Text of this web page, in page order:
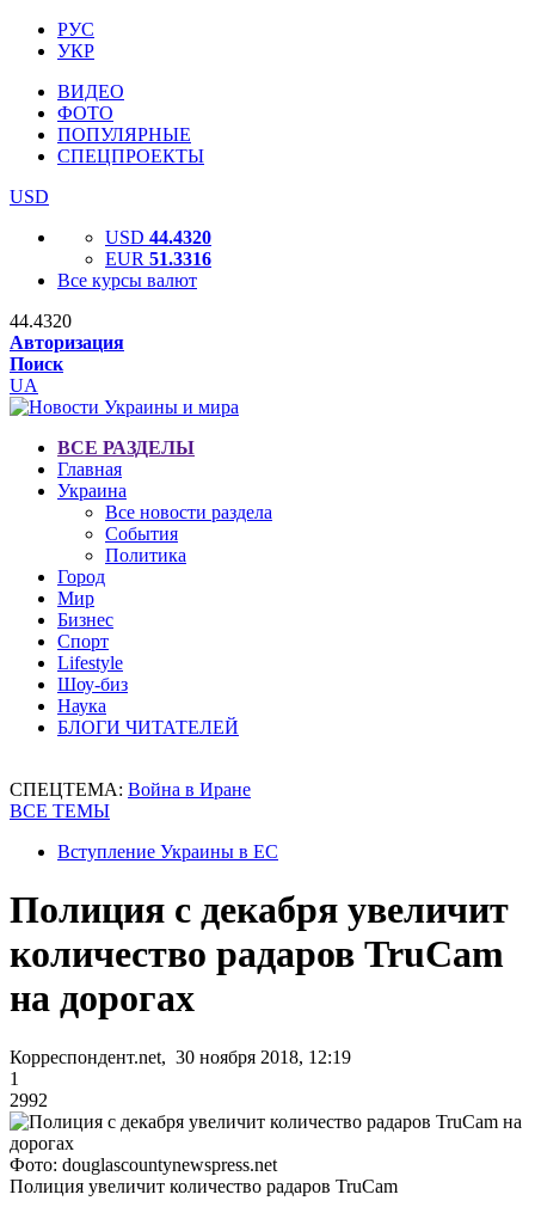
РУС
УКР
ВИДЕО
ФОТО
ПОПУЛЯРНЫЕ
СПЕЦПРОЕКТЫ
USD
USD 44.4320
EUR 51.3316
Все курсы валют
44.4320
Авторизация
Поиск
UA
ВСЕ РАЗДЕЛЫ
Главная
Украина
Все новости раздела
События
Политика
Город
Мир
Бизнес
Спорт
Lifestyle
Шоу-биз
Наука
БЛОГИ ЧИТАТЕЛЕЙ
СПЕЦТЕМА: Война в Иране
ВСЕ ТЕМЫ
Вступление Украины в ЕС
Полиция с декабря увеличит
количество радаров TruCam
на дорогах
Корреспондент.net, 30 ноября 2018, 12:19
1
2992
Фото: douglascountynewspress.net
Полиция увеличит количество радаров TruCam